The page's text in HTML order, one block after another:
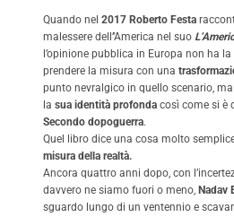
Quando nel 2017 Roberto Festa
malessere dell’’America nel suo
l’opinione pubblica in Europa non ha
prendere la misura con una
punto nevralgico in quello scenario,
la sua identità profonda così come si è
Secondo dopoguerra.
Quel libro dice una cosa molto
misura della realtà.
Ancora quattro anni dopo, con
davvero ne siamo fuori o meno, Nadav
sguardo lungo di un ventennio e